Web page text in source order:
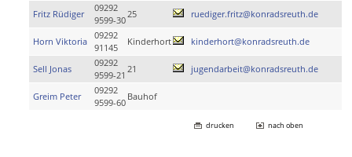
Fritz Rüdiger
09292
9599-30
25 ruediger.fritz@konradsreuth.de
Horn Viktoria
09292
91145
Kinderhort kinderhort@konradsreuth.de
Sell Jonas
09292
9599-21
21 jugendarbeit@konradsreuth.de
Greim Peter
09292
9599-60
Bauhof
drucken nach oben